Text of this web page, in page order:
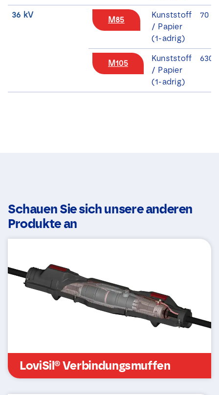
36 kV
M85
Kunststoff
/ Papier
(1-adrig)
70 -
M105
Kunststoff
/ Papier
(1-adrig)
630
Schauen Sie sich unsere anderen
Produkte an
LoviSil® Verbindungsmuffen
*a
m
E
-